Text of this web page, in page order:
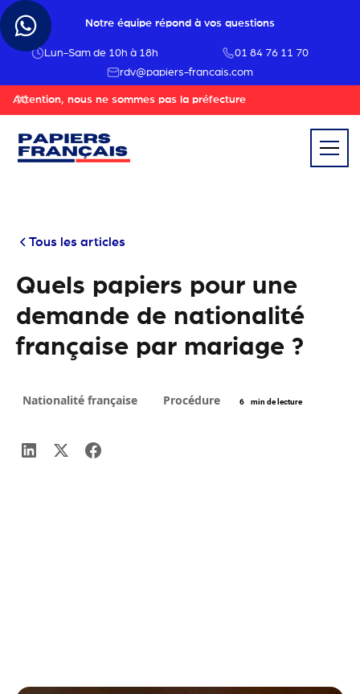
Notre équipe répond à vos questions
Lun-Sam de 10h à 18h
01 84 76 11 70
rdv@papiers-francais.com
Attention, nous ne sommes pas la préfecture
Tous les articles
Quels papiers pour une
demande de nationalité
française par mariage ?
Nationalité française Procédure 6 min de lecture